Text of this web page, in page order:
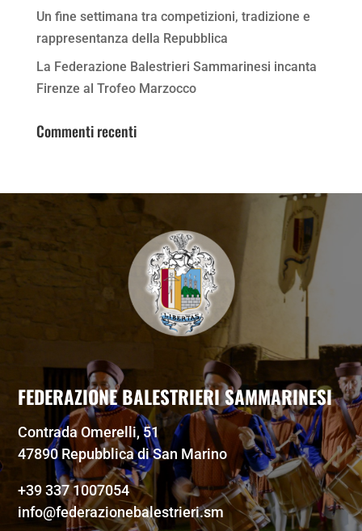
Un fine settimana tra competizioni, tradizione e
rappresentanza della Repubblica
La Federazione Balestrieri Sammarinesi incanta
Firenze al Trofeo Marzocco
Commenti recenti
FEDERAZIONE BALESTRIERI SAMMARINESI
Contrada Omerelli, 51
47890 Repubblica di San Marino
+39 337 1007054
info@federazionebalestrieri.sm